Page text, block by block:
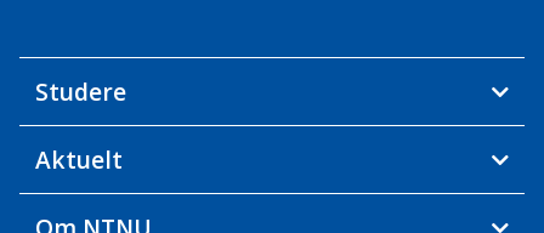
Studere
Aktuelt